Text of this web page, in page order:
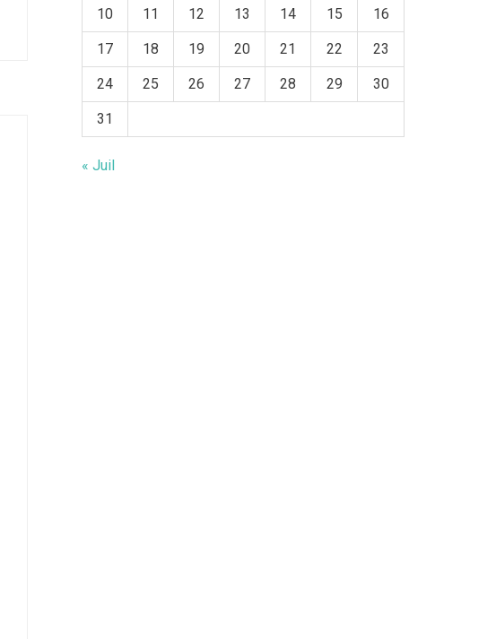
10 11 12 13 14 15 16
17 18 19 20 21 22 23
24 25 26 27 28 29 30
31
« Juil